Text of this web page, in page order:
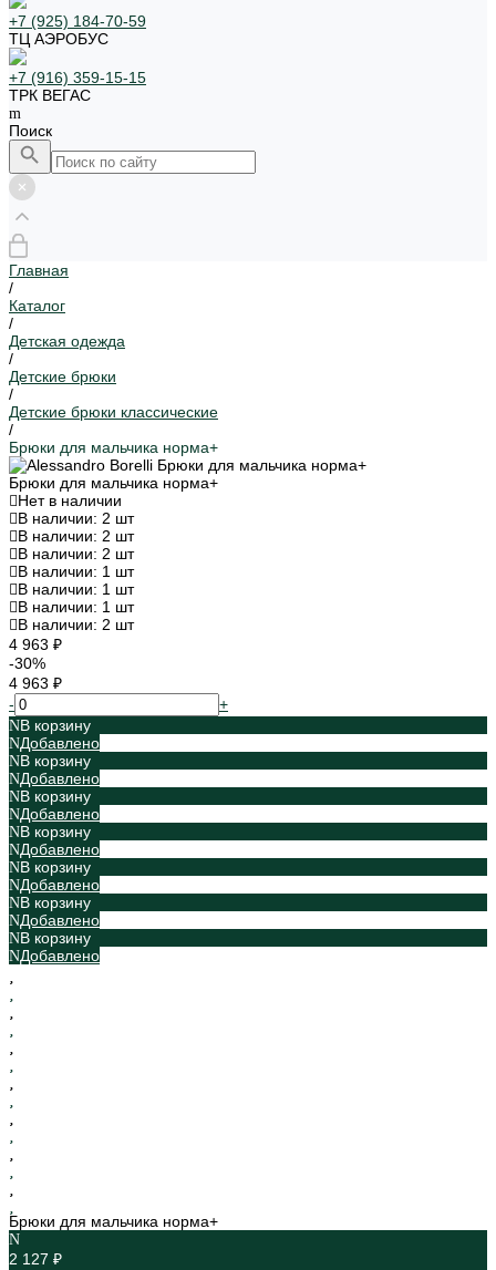
+7 (925) 184-70-59
ТЦ АЭРОБУС
+7 (916) 359-15-15
ТРК ВЕГАС
Поиск
Главная
/
Каталог
/
Детская одежда
/
Детские брюки
/
Детские брюки классические
/
Брюки для мальчика норма+
Брюки для мальчика норма+
Нет в наличии
В наличии: 2 шт
В наличии: 2 шт
В наличии: 2 шт
В наличии: 1 шт
В наличии: 1 шт
В наличии: 1 шт
В наличии: 2 шт
4 963 ₽
-30%
4 963 ₽
-
+
В корзину
Добавлено
В корзину
Добавлено
В корзину
Добавлено
В корзину
Добавлено
В корзину
Добавлено
В корзину
Добавлено
В корзину
Добавлено
Брюки для мальчика норма+
2 127 ₽